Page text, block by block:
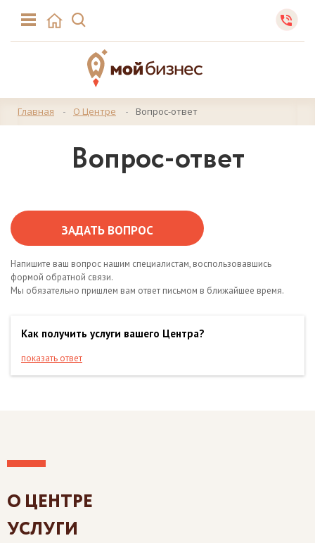
Главная О Центре Вопрос-ответ
Вопрос-ответ
ЗАДАТЬ ВОПРОС
Напишите ваш вопрос нашим специалистам, воспользовавшись
формой обратной связи.
Мы обязательно пришлем вам ответ письмом в ближайшее время.
Как получить услуги вашего Центра?
показать ответ
О ЦЕНТРЕ
УСЛУГИ